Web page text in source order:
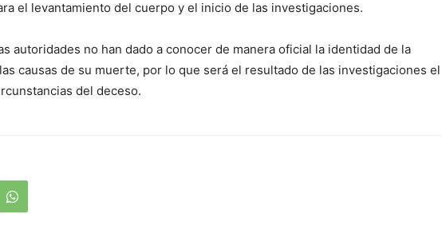
el levantamiento del cuerpo y el inicio de las investigaciones.
autoridades no han dado a conocer de manera oficial la identidad de la
causas de su muerte, por lo que será el resultado de las investigaciones el
del deceso.